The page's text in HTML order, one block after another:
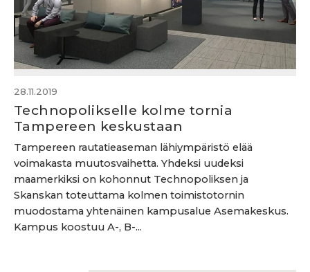
28.11.2019
Technopolikselle kolme tornia
Tampereen keskustaan
Tampereen rautatieaseman lähiympäristö elää
voimakasta muutosvaihetta. Yhdeksi uudeksi
maamerkiksi on kohonnut Technopoliksen ja
Skanskan toteuttama kolmen toimistotornin
muodostama yhtenäinen kampusalue Asemakeskus.
Kampus koostuu A-, B-...